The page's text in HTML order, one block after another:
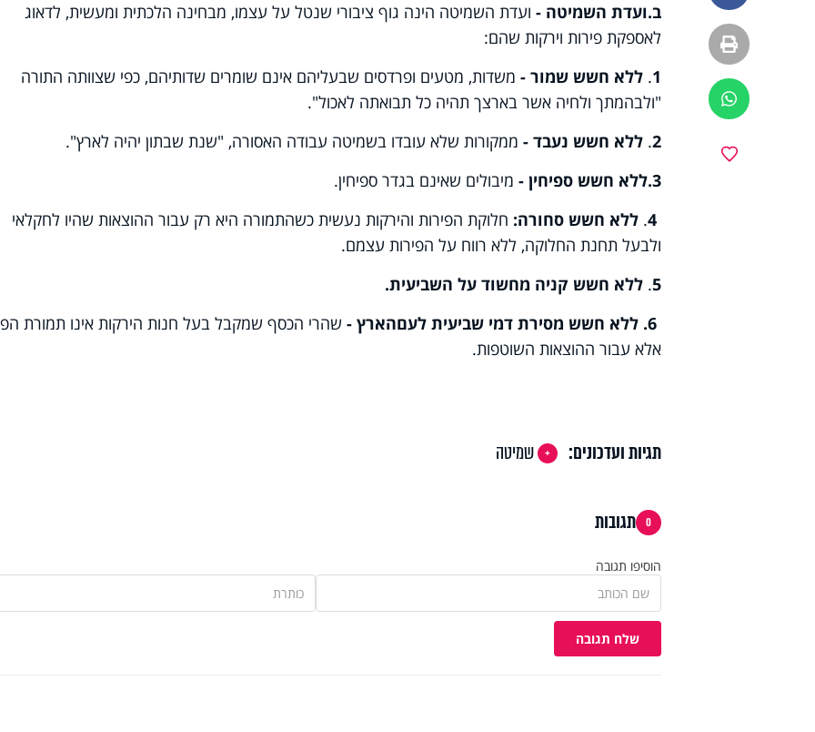
הדפסה
ווטסאפ
ב.ועדת השמיטה -ועדת השמיטה הינה גוף ציבורי שנטל על עצמו, מבחינה הלכתית ומעשית, לדאוג
לאספקת פירות וירקות שהם:
1
. ללא חשש שמור -משדות, מטעים ופרדסים שבעליהם אינם שומרים שדותיהם, כפי שצוותה התורה
"ולבהמתך ולחיה אשר בארצך תהיה כל תבואתה לאכול".
2
. ללא חשש נעבד -ממקורות שלא עובדו בשמיטה עבודה האסורה, "שנת שבתון יהיה לארץ".
3. ללא חשש ספיחין -מיבולים שאינם בגדר ספיחין.
4
. ללא חשש סחורה: חלוקת הפירות והירקות נעשית כשהתמורה היא רק עבור ההוצאות שהיו לחקלאי
ולבעל תחנת החלוקה, ללא רווח על הפירות עצמם.
5
. ללא חשש קניה מחשוד על השביעית.
6. ללא חשש מסירת דמי שביעית לעם
הארץ -שהרי הכסף שמקבל בעל חנות הירקות אינו תמורת
אלא עבור ההוצאות השוטפות.
תגיות ועדכונים: שמיטה
0 תגובות
הוסיפו תגובה
שלח תגובה